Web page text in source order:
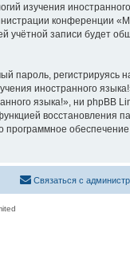
изучения
конференции
записи будет
регистрируясь
иностранного
языка!», ни phpBB
восстановления
Связаться с